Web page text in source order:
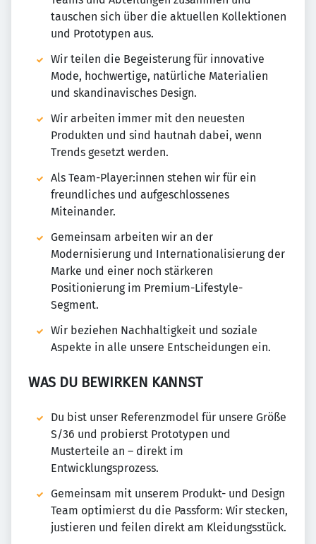
tauschen sich über die aktuellen Kollektionen
und Prototypen aus.
Wir teilen die Begeisterung für innovative
Mode, hochwertige, natürliche Materialien
und skandinavisches Design.
Wir arbeiten immer mit den neuesten
Produkten und sind hautnah dabei, wenn
Trends gesetzt werden.
Als Team-Player:innen stehen wir für ein
freundliches und aufgeschlossenes
Miteinander.
Gemeinsam arbeiten wir an der
Modernisierung und Internationalisierung der
Marke und einer noch stärkeren
Positionierung im Premium-Lifestyle-
Segment.
Wir beziehen Nachhaltigkeit und soziale
Aspekte in alle unsere Entscheidungen ein.
WAS DU BEWIRKEN KANNST
Du bist unser Referenzmodel für unsere Größe
S/36 und probierst Prototypen und
Musterteile an – direkt im
Entwicklungsprozess.
Gemeinsam mit unserem Produkt- und Design
Team optimierst du die Passform: Wir stecken,
justieren und feilen direkt am Kleidungsstück.